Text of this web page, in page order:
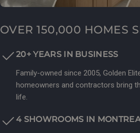
OVER 150,000 HOMES
20+ YEARS IN BUSINESS
Family-owned since 2005, Golden
homeowners and contractors bring
life.
4 SHOWROOMS IN